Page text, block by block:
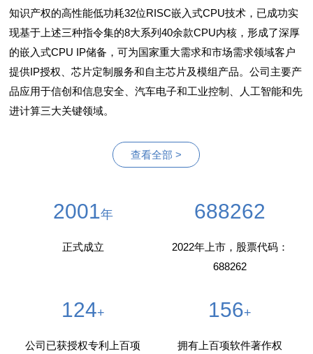
知识产权的高性能低功耗32位RISC嵌入式CPU技术，已成功实
现基于上述三种指令集的8大系列40余款CPU内核，形成了深厚
的嵌入式CPU IP储备，可为国家重大需求和市场需求领域客户
提供IP授权、芯片定制服务和自主芯片及模组产品。公司主要产
品应用于信创和信息安全、汽车电子和工业控制、人工智能和先
进计算三大关键领域。
查看全部 >
2001年
正式成立
688262
2022年上市，股票代码：
688262
124+
公司已获授权专利上百项
156+
拥有上百项软件著作权